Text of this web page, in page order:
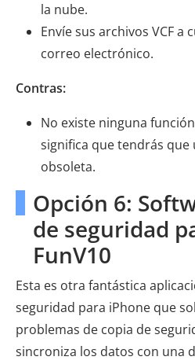
la nube.
Envíe sus archivos VCF
correo electrónico.
Contras:
No existe ninguna
significa que tendrás que
obsoleta.
Opción 6:
de seguridad
FunV10
Esta es otra fantástica
seguridad para iPhone que
problemas de copia de
sincroniza los datos con una